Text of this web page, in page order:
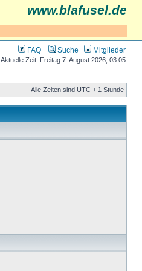
www.blafusel.de
FAQ Suche Mitglieder
Aktuelle Zeit: Freitag 7. August 2026, 03:05
Alle Zeiten sind UTC + 1 Stunde